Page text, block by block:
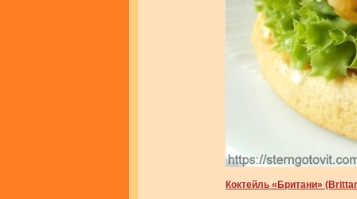
Коктейль «Британи»